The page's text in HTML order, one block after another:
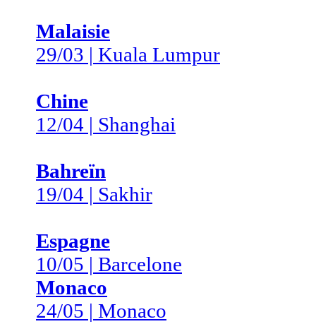
Malaisie
29/03 | Kuala Lumpur
Chine
12/04 | Shanghai
Bahreïn
19/04 | Sakhir
Espagne
10/05 | Barcelone
Monaco
24/05 | Monaco